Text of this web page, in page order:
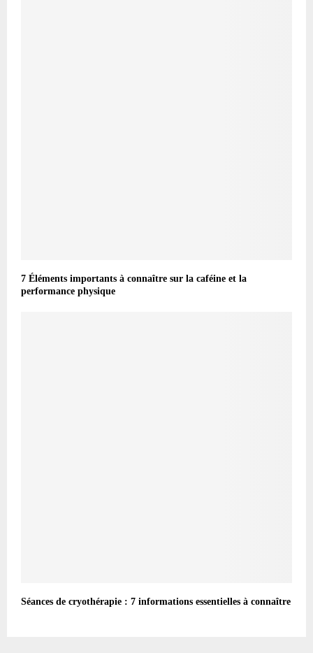
7 Éléments importants à connaître sur la caféine et la
performance physique
Séances de cryothérapie : 7 informations essentielles à connaître